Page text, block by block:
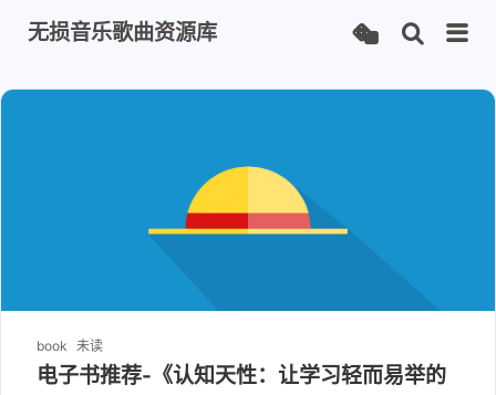
无损音乐歌曲资源库
book 未读
电子书推荐-《认知天性：让学习轻而易举的